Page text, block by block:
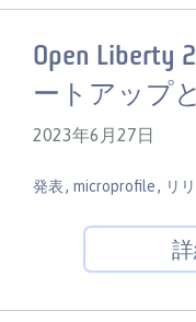
Open Liberty
ートアップ
2023年6月27日
発表, microprofile, リ